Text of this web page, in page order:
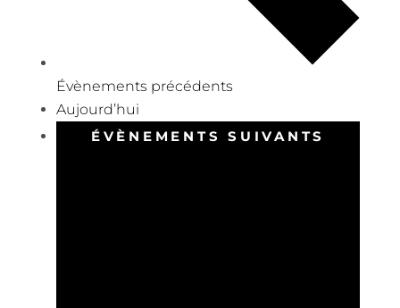
Évènements précédents
Aujourd’hui
ÉVÈNEMENTS
SUIVANTS